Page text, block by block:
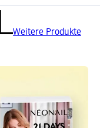
Weitere Produkte